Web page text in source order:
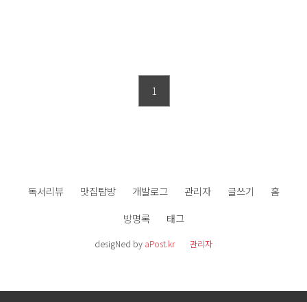
1
독서리뷰 맛집탐방 개발로그 관리자 글쓰기
홈
방명록
태그
desigNed by aPost.kr 관리자